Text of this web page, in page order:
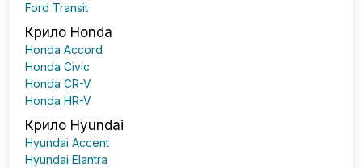
Ford Transit
Крило Honda
Honda Accord
Honda Civic
Honda CR-V
Honda HR-V
Крило Hyundai
Hyundai Accent
Hyundai Elantra